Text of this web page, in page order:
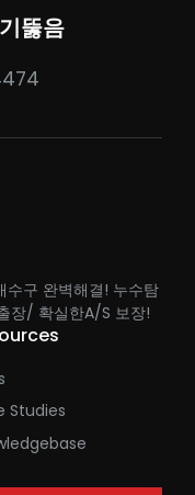
뚫음
구 완벽해결! 누수탐
장/ 확실한A/S 보장!
Studies